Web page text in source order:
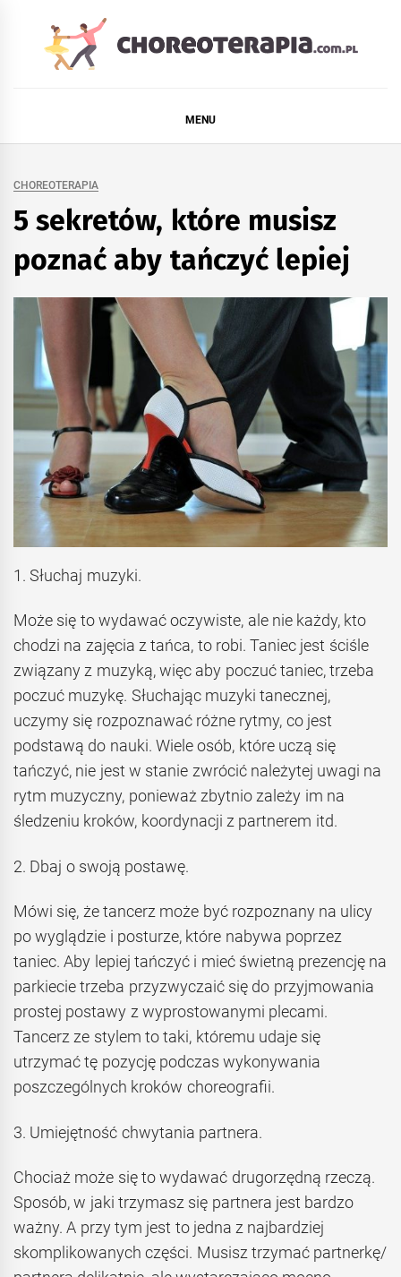
content
MENU
CHOREOTERAPIA
5 sekretów, które musisz
poznać aby tańczyć lepiej
1. Słuchaj muzyki.
Może się to wydawać oczywiste, ale nie każdy, kto
chodzi na zajęcia z tańca, to robi. Taniec jest ściśle
związany z muzyką, więc aby poczuć taniec, trzeba
poczuć muzykę. Słuchając muzyki tanecznej,
uczymy się rozpoznawać różne rytmy, co jest
podstawą do nauki. Wiele osób, które uczą się
tańczyć, nie jest w stanie zwrócić należytej uwagi na
rytm muzyczny, ponieważ zbytnio zależy im na
śledzeniu kroków, koordynacji z partnerem itd.
2. Dbaj o swoją postawę.
Mówi się, że tancerz może być rozpoznany na ulicy
po wyglądzie i posturze, które nabywa poprzez
taniec. Aby lepiej tańczyć i mieć świetną prezencję na
parkiecie trzeba przyzwyczaić się do przyjmowania
prostej postawy z wyprostowanymi plecami.
Tancerz ze stylem to taki, któremu udaje się
utrzymać tę pozycję podczas wykonywania
poszczególnych kroków choreografii.
3. Umiejętność chwytania partnera.
Chociaż może się to wydawać drugorzędną rzeczą.
Sposób, w jaki trzymasz się partnera jest bardzo
ważny. A przy tym jest to jedna z najbardziej
skomplikowanych części. Musisz trzymać partnerkę/